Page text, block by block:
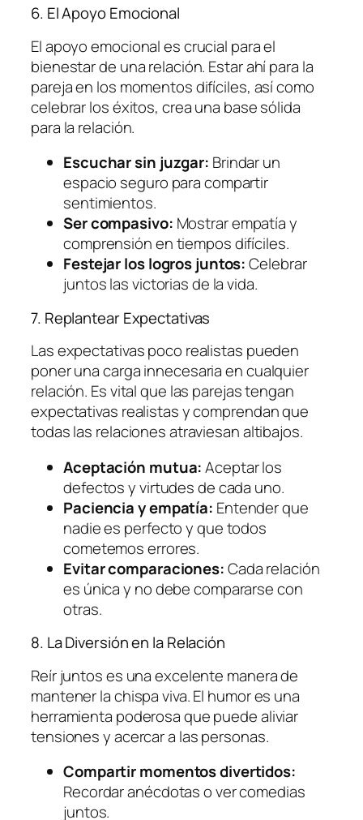
6. El Apoyo Emocional
El apoyo emocional es crucial para el
bienestar de una relación. Estar ahí para la
pareja en los momentos difíciles, así como
celebrar los éxitos, crea una base sólida
para la relación.
Escuchar sin juzgar: Brindar un
espacio seguro para compartir
sentimientos.
Ser compasivo: Mostrar empatía y
comprensión en tiempos difíciles.
Festejar los logros juntos:Celebrar
juntos las victorias de la vida.
7. Replantear Expectativas
Las expectativas poco realistas pueden
poner una carga innecesaria en cualquier
relación. Es vital que las parejas tengan
expectativas realistas y comprendan que
todas las relaciones atraviesan altibajos.
Aceptación mutua:Aceptar los
defectos y virtudes de cada uno.
Paciencia y empatía: Entender que
nadie es perfecto y que todos
cometemos errores.
Evitar comparaciones:Cada relación
es única y no debe compararse con
otras.
8. La Diversión en la Relación
Reír juntos es una excelente manera de
mantener la chispa viva. El humor es una
herramienta poderosa que puede aliviar
tensiones y acercar a las personas.
Compartir momentos divertidos:
Recordar anécdotas o ver comedias
juntos.